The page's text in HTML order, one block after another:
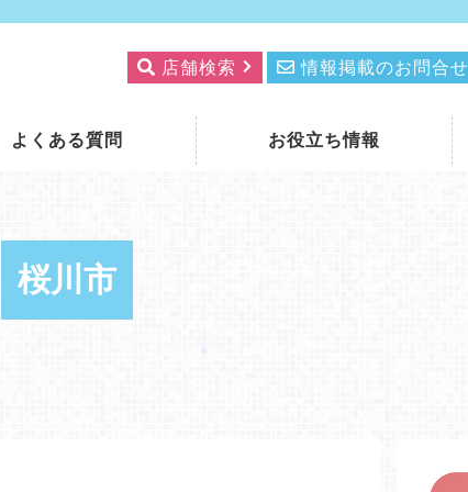
店舗検索 情報掲載のお問合せ
よくある質問 お役立ち情報
桜川市